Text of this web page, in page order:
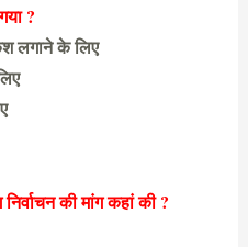
?
लगाने के लिए
की मांग कहां की ?